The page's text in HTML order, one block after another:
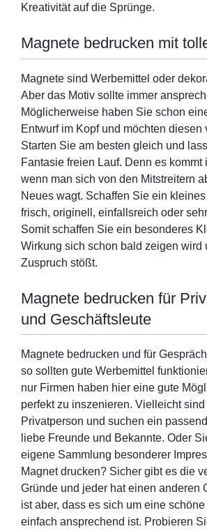
Kreativität auf die Sprünge.
Magnete bedrucken mit
Magnete sind Werbemittel oder
Aber das Motiv sollte immer
Möglicherweise haben Sie schon
Entwurf im Kopf und möchten diesen
Starten Sie am besten gleich und
Fantasie freien Lauf. Denn es kommt
wenn man sich von den Mitstreitern
Neues wagt. Schaffen Sie ein
frisch, originell, einfallsreich oder
Somit schaffen Sie ein besonderes
Wirkung sich schon bald zeigen wird
Zuspruch stößt.
Magnete bedrucken für
und Geschäftsleute
Magnete bedrucken und für
so sollten gute Werbemittel
nur Firmen haben hier eine gute
perfekt zu inszenieren. Vielleicht
Privatperson und suchen ein
liebe Freunde und Bekannte. Oder
eigene Sammlung besonderer
Magnet drucken? Sicher gibt es die
Gründe und jeder hat einen anderen
ist aber, dass es sich um eine
einfach ansprechend ist. Probieren